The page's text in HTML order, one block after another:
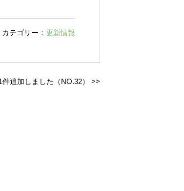
カテゴリー： 更新情報
追加しました（NO.32） >>